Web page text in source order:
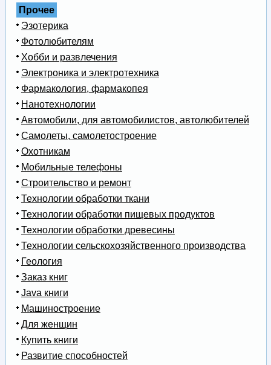
Прочее
Эзотерика
Фотолюбителям
Хобби и развлечения
Электроника и электротехника
Фармакология, фармакопея
Нанотехнологии
Автомобили, для автомобилистов, автолюбителей
Самолеты, самолетостроение
Охотникам
Мобильные телефоны
Строительство и ремонт
Технологии обработки ткани
Технологии обработки пищевых продуктов
Технологии обработки древесины
Технологии сельскохозяйственного производства
Геология
Заказ книг
Java книги
Машиностроение
Для женщин
Купить книги
Развитие способностей